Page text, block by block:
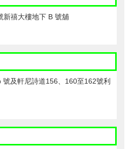
新禧大樓地下 B 號舖
及軒尼詩道156、160至162號利